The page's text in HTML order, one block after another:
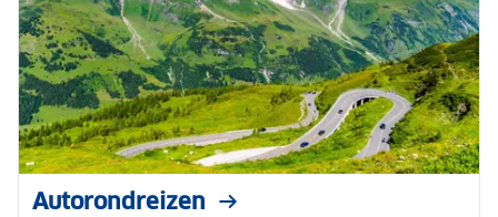
Autorondreizen